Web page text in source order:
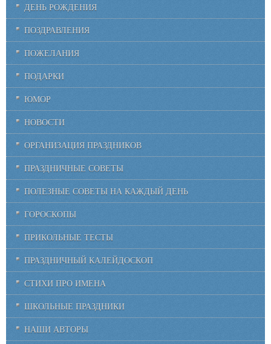
ДЕНЬ РОЖДЕНИЯ
ПОЗДРАВЛЕНИЯ
ПОЖЕЛАНИЯ
ПОДАРКИ
ЮМОР
НОВОСТИ
ОРГАНИЗАЦИЯ ПРАЗДНИКОВ
ПРАЗДНИЧНЫЕ СОВЕТЫ
ПОЛЕЗНЫЕ СОВЕТЫ НА КАЖДЫЙ ДЕНЬ
ГОРОСКОПЫ
ПРИКОЛЬНЫЕ ТЕСТЫ
ПРАЗДНИЧНЫЙ КАЛЕЙДОСКОП
СТИХИ ПРО ИМЕНА
ШКОЛЬНЫЕ ПРАЗДНИКИ
НАШИ АВТОРЫ